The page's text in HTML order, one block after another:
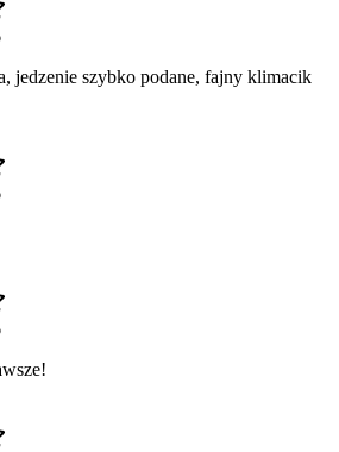
jedzenie szybko podane, fajny klimacik